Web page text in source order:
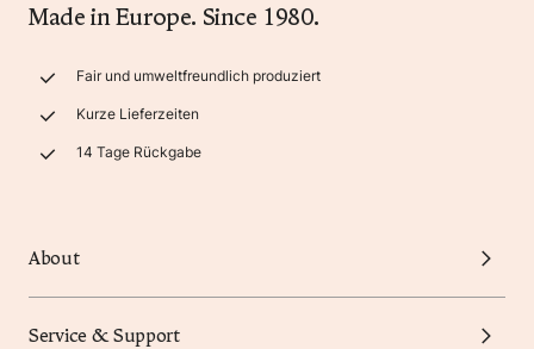
Made in Europe. Since 1980.
Fair und umweltfreundlich produziert
Kurze Lieferzeiten
14 Tage Rückgabe
About
Service & Support